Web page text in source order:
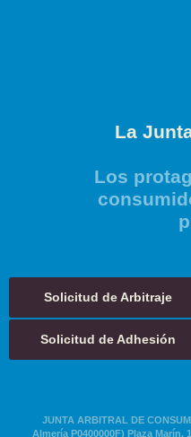
La
Los
Solicitud de Arbitraje
Solicitud de Adhesión
JUNTA ARBITRAL DE
Almería P0400000F) Plaza Marín,